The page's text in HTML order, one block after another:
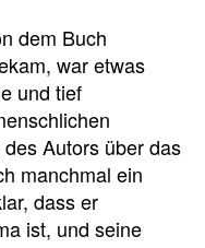
dem Buch
war etwas
und tief
Autors über das
manchmal ein
dass er
ist, und seine